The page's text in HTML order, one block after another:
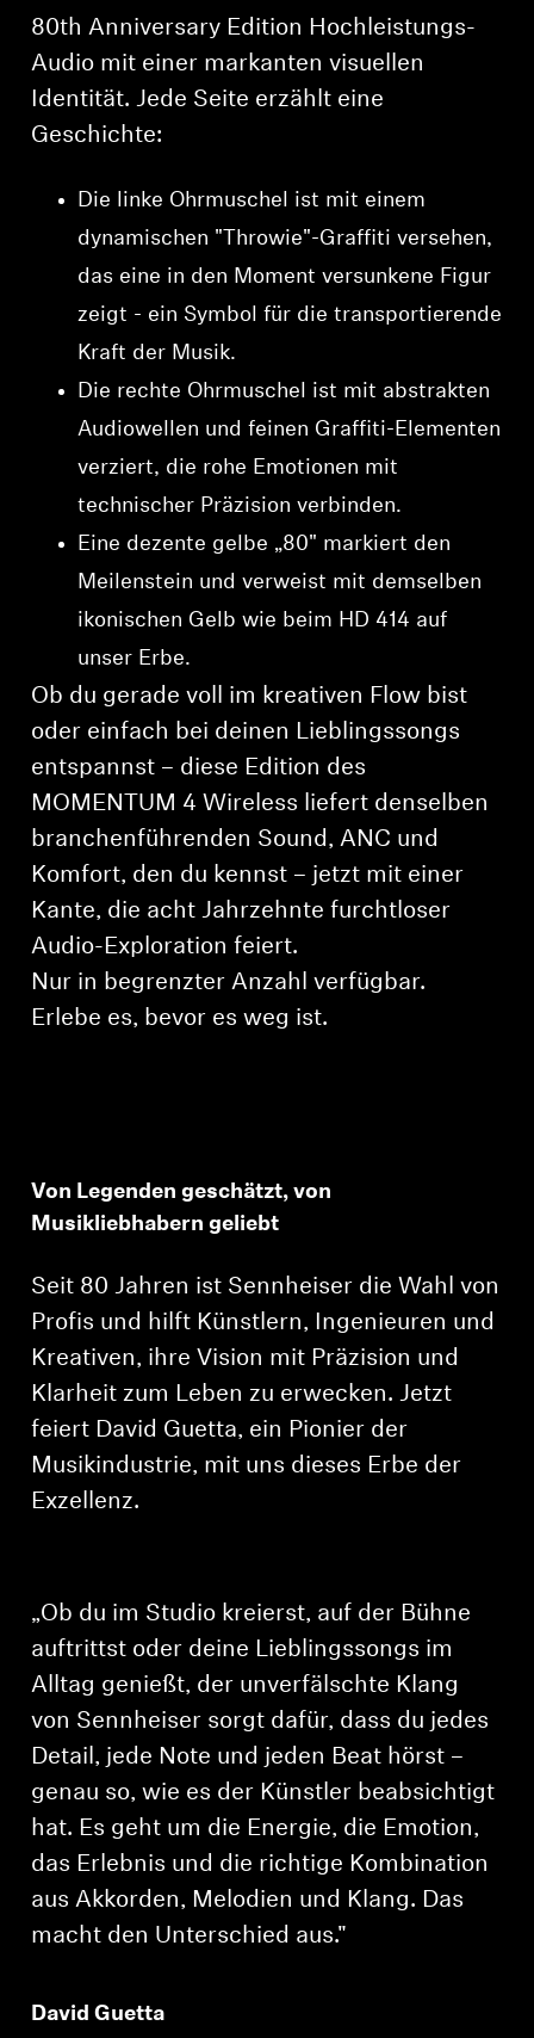
80th Anniversary Edition Hochleistungs-
Audio mit einer markanten visuellen
Identität. Jede Seite erzählt eine
Geschichte:
Die linke Ohrmuschel ist mit einem
dynamischen "Throwie"-Graffiti versehen,
das eine in den Moment versunkene Figur
zeigt - ein Symbol für die transportierende
Kraft der Musik.
Die rechte Ohrmuschel ist mit abstrakten
Audiowellen und feinen Graffiti-Elementen
verziert, die rohe Emotionen mit
technischer Präzision verbinden.
Eine dezente gelbe „80" markiert den
Meilenstein und verweist mit demselben
ikonischen Gelb wie beim HD 414 auf
unser Erbe.
Ob du gerade voll im kreativen Flow bist
oder einfach bei deinen Lieblingssongs
entspannst – diese Edition des
MOMENTUM 4 Wireless liefert denselben
branchenführenden Sound, ANC und
Komfort, den du kennst – jetzt mit einer
Kante, die acht Jahrzehnte furchtloser
Audio-Exploration feiert.
Nur in begrenzter Anzahl verfügbar.
⁠Erlebe es, bevor es weg ist.
Von Legenden geschätzt, von
Musikliebhabern geliebt
Seit 80 Jahren ist Sennheiser die Wahl von
Profis und hilft Künstlern, Ingenieuren und
Kreativen, ihre Vision mit Präzision und
Klarheit zum Leben zu erwecken. Jetzt
feiert David Guetta, ein Pionier der
Musikindustrie, mit uns dieses Erbe der
Exzellenz.
„Ob du im Studio kreierst, auf der Bühne
auftrittst oder deine Lieblingssongs im
Alltag genießt, der unverfälschte Klang
von Sennheiser sorgt dafür, dass du jedes
Detail, jede Note und jeden Beat hörst –
genau so, wie es der Künstler beabsichtigt
hat. Es geht um die Energie, die Emotion,
das Erlebnis und die richtige Kombination
aus Akkorden, Melodien und Klang. Das
macht den Unterschied aus."
David Guetta